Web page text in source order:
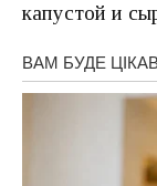
капустой и